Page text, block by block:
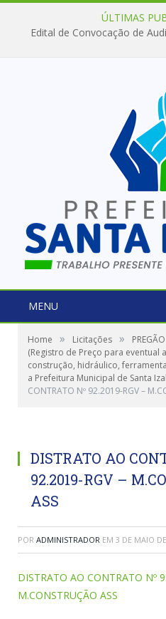
ÚLTIMAS
Edital de Convocação de
MENU
Home » Licitações »
(Registro de Preço para eventual
construção, hidráulico,
a Prefeitura Municipal de Santa
CONTRATO Nº 92.2019-RGV –
DISTRATO AO
92.2019-RGV –
ASS
POR ADMINISTRADOR EM 3 DE MAIO
DISTRATO AO CONTRATO Nº
M.CONSTRUÇÃO ASS